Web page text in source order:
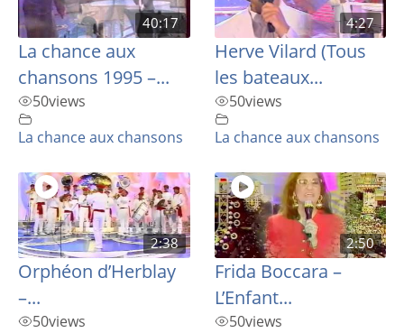
40:17
La chance aux
chansons 1995 –...
50views
La chance aux chansons
4:27
Herve Vilard (Tous
les bateaux...
50views
La chance aux chansons
2:38
Orphéon d’Herblay
–...
50views
2:50
Frida Boccara –
L’Enfant...
50views